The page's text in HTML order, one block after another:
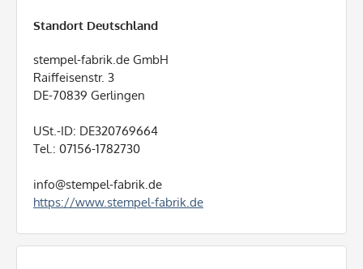
Standort Deutschland
stempel-fabrik.de GmbH
Raiffeisenstr. 3
DE-70839 Gerlingen
USt.-ID: DE320769664
Tel.: 07156-1782730
info@stempel-fabrik.de
https://www.stempel-fabrik.de